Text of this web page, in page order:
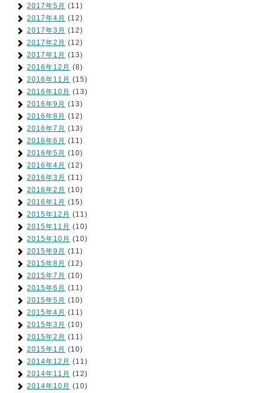
2017年5月 (11)
2017年4月 (12)
2017年3月 (12)
2017年2月 (12)
2017年1月 (13)
2016年12月 (8)
2016年11月 (15)
2016年10月 (13)
2016年9月 (13)
2016年8月 (12)
2016年7月 (13)
2016年6月 (11)
2016年5月 (10)
2016年4月 (12)
2016年3月 (11)
2016年2月 (10)
2016年1月 (15)
2015年12月 (11)
2015年11月 (10)
2015年10月 (10)
2015年9月 (11)
2015年8月 (12)
2015年7月 (10)
2015年6月 (11)
2015年5月 (10)
2015年4月 (11)
2015年3月 (10)
2015年2月 (11)
2015年1月 (10)
2014年12月 (11)
2014年11月 (12)
2014年10月 (10)